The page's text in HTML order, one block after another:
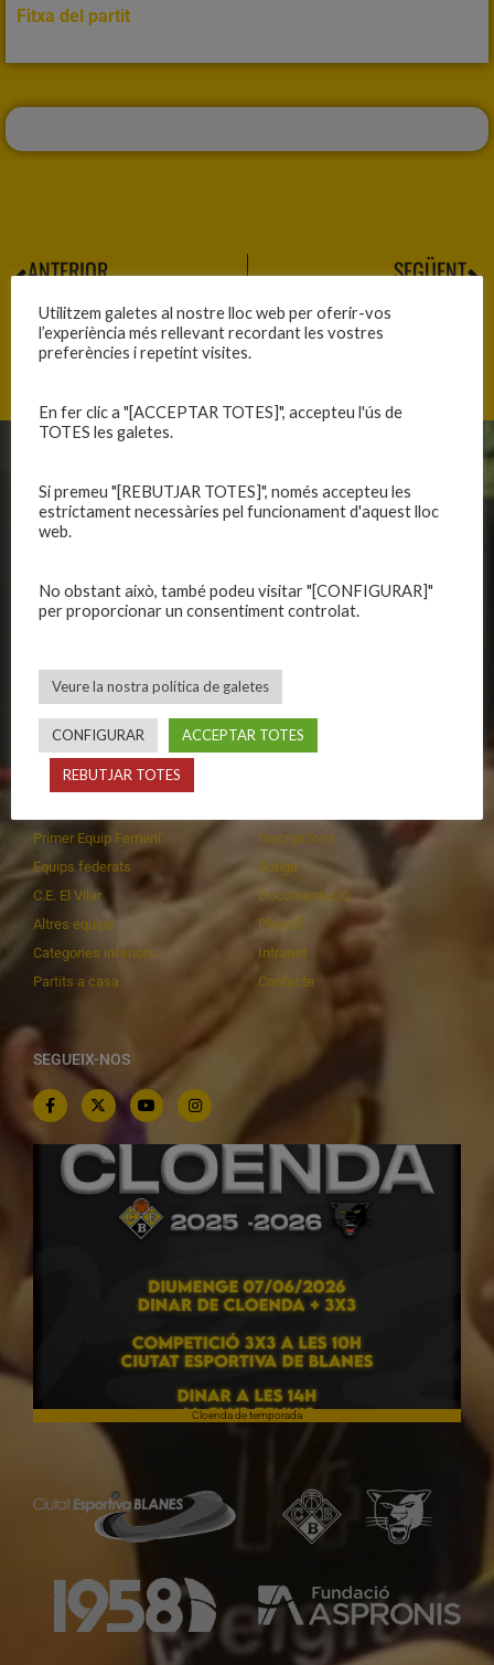
Fitxa del partit
ANTERIOR SEGÜENT
Història
Avís legal
Privadesa a les xarxes
Primer equip masculí
Equips femenins
Patrocinadors
CALENDARIS
Primer Equip Femení
Equips federats
C.E. El Vilar
Altres equips
Categories inferiors
Partits a casa
Inscripcions
Botiga
Documentació
Playoff
Intranet
Contacte
SEGUEIX-NOS
Cloenda de temporada
Utilitzem galetes al nostre lloc web per oferir-vos
l’experiència més rellevant recordant les vostres
preferències i repetint visites.
En fer clic a "[ACCEPTAR TOTES]", accepteu l'ús de
TOTES les galetes.
Si premeu "[REBUTJAR TOTES]", només accepteu les
estrictament necessàries pel funcionament d'aquest lloc
web.
No obstant això, també podeu visitar "[CONFIGURAR]"
per proporcionar un consentiment controlat.
Veure la nostra política de galetes
CONFIGURAR ACCEPTAR TOTES
REBUTJAR TOTES